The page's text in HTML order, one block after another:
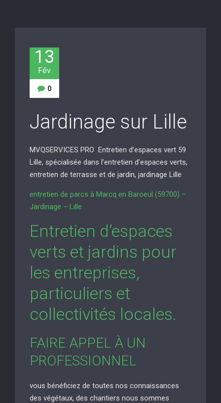
13
Fév
0
Jardinage sur Lille
MVQSERVICES PRO Entretien d’espaces vert 59
Lille, spécialisée dans l’entretien d’espaces verts,
entretien de terrasse et de jardin, jardinage Lille
entretien de parcs à Marcq en Baroeul (59700) –
Jardinage – Lille
Entretien d’espaces
verts et jardins pour
les entreprises,
particuliers et
collectivités locales.
FAIRE APPEL À UN
PROFESSIONNEL
vous bénéficiez de toutes nos connaissances
des végétaux, des chantiers nous sommes